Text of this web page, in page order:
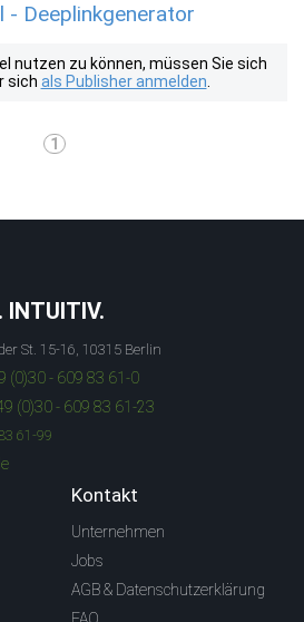
Deeplinkgenerator
nutzen zu können, müssen Sie sich
sich als Publisher anmelden
1
INTUITIV.
St. 15-16, 10315 Berlin
(0)30 - 609 83 61-0
(0)30 - 609 83 61-23
61-99
Kontakt
Unternehmen
Jobs
AGB & Datenschutzerklärung